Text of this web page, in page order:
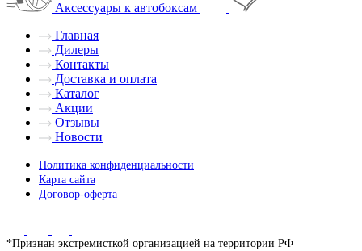
Аксессуары к автобоксам
Главная
Дилеры
Контакты
Доставка и оплата
Каталог
Акции
Отзывы
Новости
Политика конфиденциальности
Карта сайта
Договор-оферта
*Признан экстремисткой организацией на территории РФ